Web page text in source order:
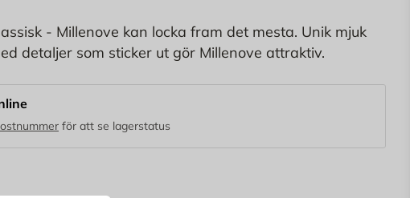
- Millenove kan locka fram det mesta. Unik mjuk
detaljer som sticker ut gör Millenove attraktiv.
för att se lagerstatus